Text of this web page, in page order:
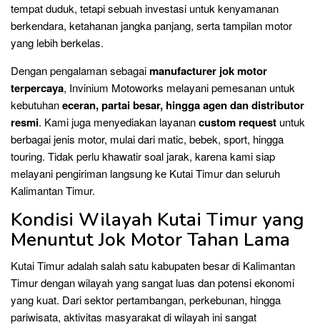
tempat duduk, tetapi sebuah investasi untuk kenyamanan
berkendara, ketahanan jangka panjang, serta tampilan motor
yang lebih berkelas.
Dengan pengalaman sebagaimanufacturer jok motor
terpercaya, Invinium Motoworks melayani pemesanan untuk
kebutuhaneceran, partai besar, hingga agen dan distributor
resmi. Kami juga menyediakan layanancustom request untuk
berbagai jenis motor, mulai dari matic, bebek, sport, hingga
touring. Tidak perlu khawatir soal jarak, karena kami siap
melayani pengiriman langsung ke Kutai Timur dan seluruh
Kalimantan Timur.
Kondisi Wilayah Kutai Timur yang
Menuntut Jok Motor Tahan Lama
Kutai Timur adalah salah satu kabupaten besar di Kalimantan
Timur dengan wilayah yang sangat luas dan potensi ekonomi
yang kuat. Dari sektor pertambangan, perkebunan, hingga
pariwisata, aktivitas masyarakat di wilayah ini sangat